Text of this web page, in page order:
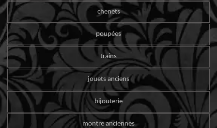
chenets
poupées
trains
jouets anciens
bijouterie
montre anciennes